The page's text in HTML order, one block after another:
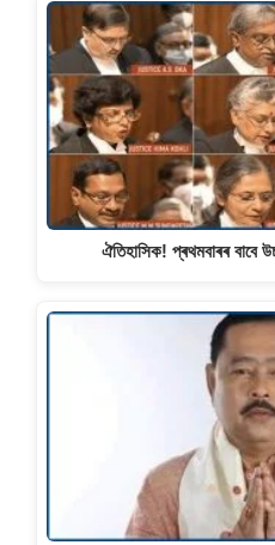
ঐতিহাসিক! প্ৰথমবাৰৰ